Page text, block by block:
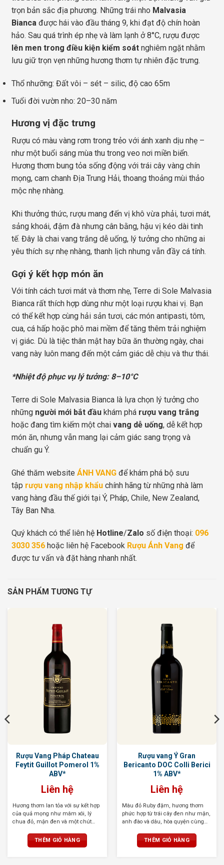
trọn bản sắc địa phương. Những trái nho Malvasia
Bianca được hái vào đầu tháng 9, khi đạt độ chín hoàn
hảo. Sau quá trình ép nhẹ và làm lạnh ở 8°C, rượu được
lên men trong điều kiện kiểm soát nghiêm ngặt nhằm
lưu giữ trọn vẹn những hương thơm tự nhiên đặc trưng.
Thổ nhưỡng: Đất vôi – sét – silic, độ cao 65m
Tuổi đời vườn nho: 20–30 năm
Hương vị đặc trưng
Rượu có màu vàng rơm trong trẻo với ánh xanh dịu nhẹ –
như một buổi sáng mùa thu trong veo nơi miền biển.
Hương thơm bung tỏa sống động với trái cây vàng chín
mọng, cam chanh Địa Trung Hải, thoang thoảng mùi thảo
mộc nhẹ nhàng.
Khi thưởng thức, rượu mang đến vị khô vừa phải, tươi mát,
sảng khoái, đậm đà nhưng cân bằng, hậu vị kéo dài tinh
tế. Đây là chai vang trắng dễ uống, lý tưởng cho những ai
yêu thích sự nhẹ nhàng, thanh lịch nhưng vẫn đầy cá tính.
Gợi ý kết hợp món ăn
Với tính cách tươi mát và thơm nhẹ, Terre di Sole Malvasia
Bianca rất thích hợp dùng như một loại rượu khai vị. Bạn
có thể kết hợp cùng hải sản tươi, các món antipasti, tôm,
cua, cá hấp hoặc phô mai mềm để tăng thêm trải nghiệm
vị giác. Dù là tiệc thân mật hay bữa ăn thường ngày, chai
vang này luôn mang đến một cảm giác dễ chịu và thư thái.
*Nhiệt độ phục vụ lý tưởng: 8–10°C
Terre di Sole Malvasia Bianca là lựa chọn lý tưởng cho
những người mới bắt đầu khám phá rượu vang trắng
hoặc đang tìm kiếm một chai vang dễ uống, dễ kết hợp
món ăn, nhưng vẫn mang lại cảm giác sang trọng và
chuẩn gu Ý.
Ghé thăm website ÁNH VANG để khám phá bộ sưu
tập rượu vang nhập khẩu chính hãng từ những nhà làm
vang hàng đầu thế giới tại Ý, Pháp, Chile, New Zealand,
Tây Ban Nha.
Quý khách có thể liên hệ Hotline/Zalo số điện thoại: 096
3030 356 hoặc liên hệ Facebook Rượu Ánh Vang để
được tư vấn và đặt hàng nhanh nhất.
SẢN PHẨM TƯƠNG TỰ
Rượu Vang Pháp Chateau
Feytit Guillot Pomerol 1%
ABV*
Liên hệ
Hương thơm lan tỏa với sự kết hợp
của quả mọng như mâm xôi, lý
chua đỏ, mận đen và một chút
nhẹ. Mượt mà, tròn trịa với tannin
mềm mại, hậu vị kéo dài tinh tế
THÊM GIỎ HÀNG
Rượu vang Ý Gran
Bericanto DOC Colli Berici
1% ABV*
Liên hệ
Màu đỏ Ruby đậm, hương thơm
phức hợp từ trái cây đen như mận,
anh đào và dâu, hòa quyện cùng
thanh lịch, tannin mềm mại, hậu
vị ấn tượng
THÊM GIỎ HÀNG